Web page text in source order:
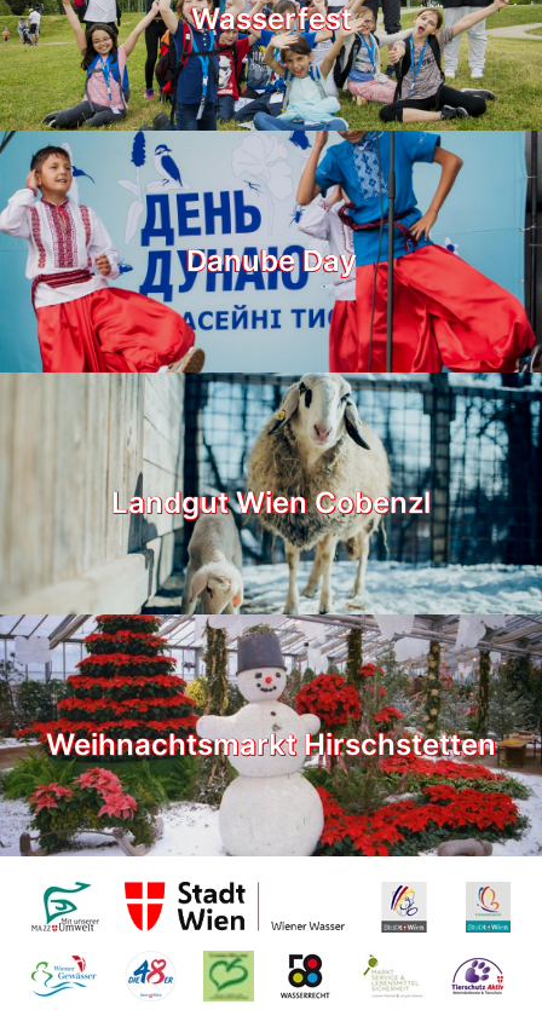
Wasserfest
Danube Day
Landgut Wien Cobenzl
Weihnachtsmarkt Hirschstetten